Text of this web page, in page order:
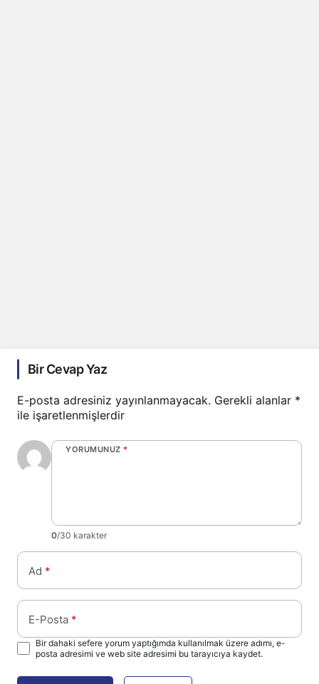
Bir Cevap Yaz
E-posta adresiniz yayınlanmayacak. Gerekli alanlar *
ile işaretlenmişlerdir
YORUMUNUZ *
0/30 karakter
Ad *
E-Posta *
Bir dahaki sefere yorum yaptığımda kullanılmak üzere adımı, e-
posta adresimi ve web site adresimi bu tarayıcıya kaydet.